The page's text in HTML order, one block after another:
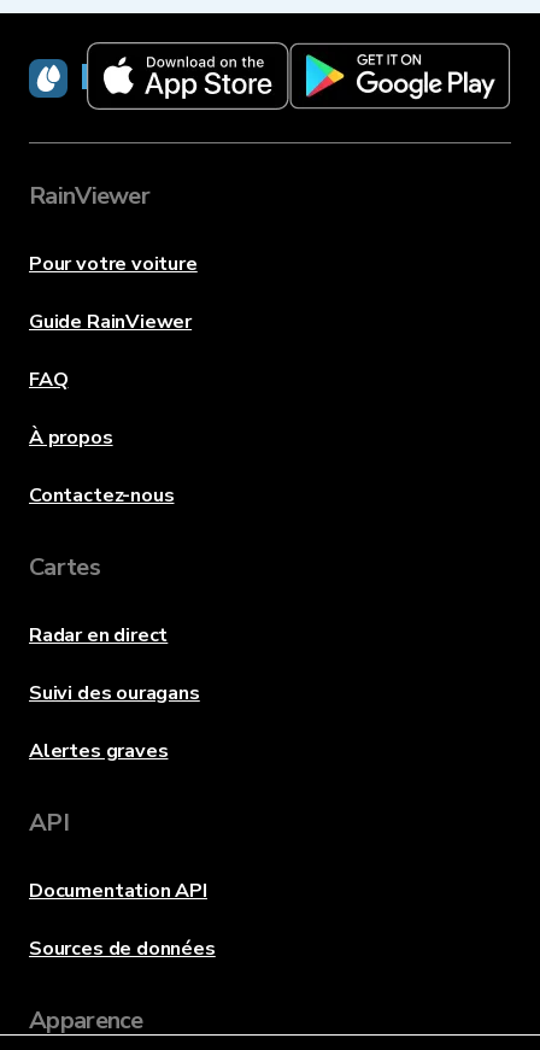
RainViewer
RainViewer
Pour votre voiture
Guide RainViewer
FAQ
À propos
Contactez-nous
Cartes
Radar en direct
Suivi des ouragans
Alertes graves
API
Documentation API
Sources de données
Apparence